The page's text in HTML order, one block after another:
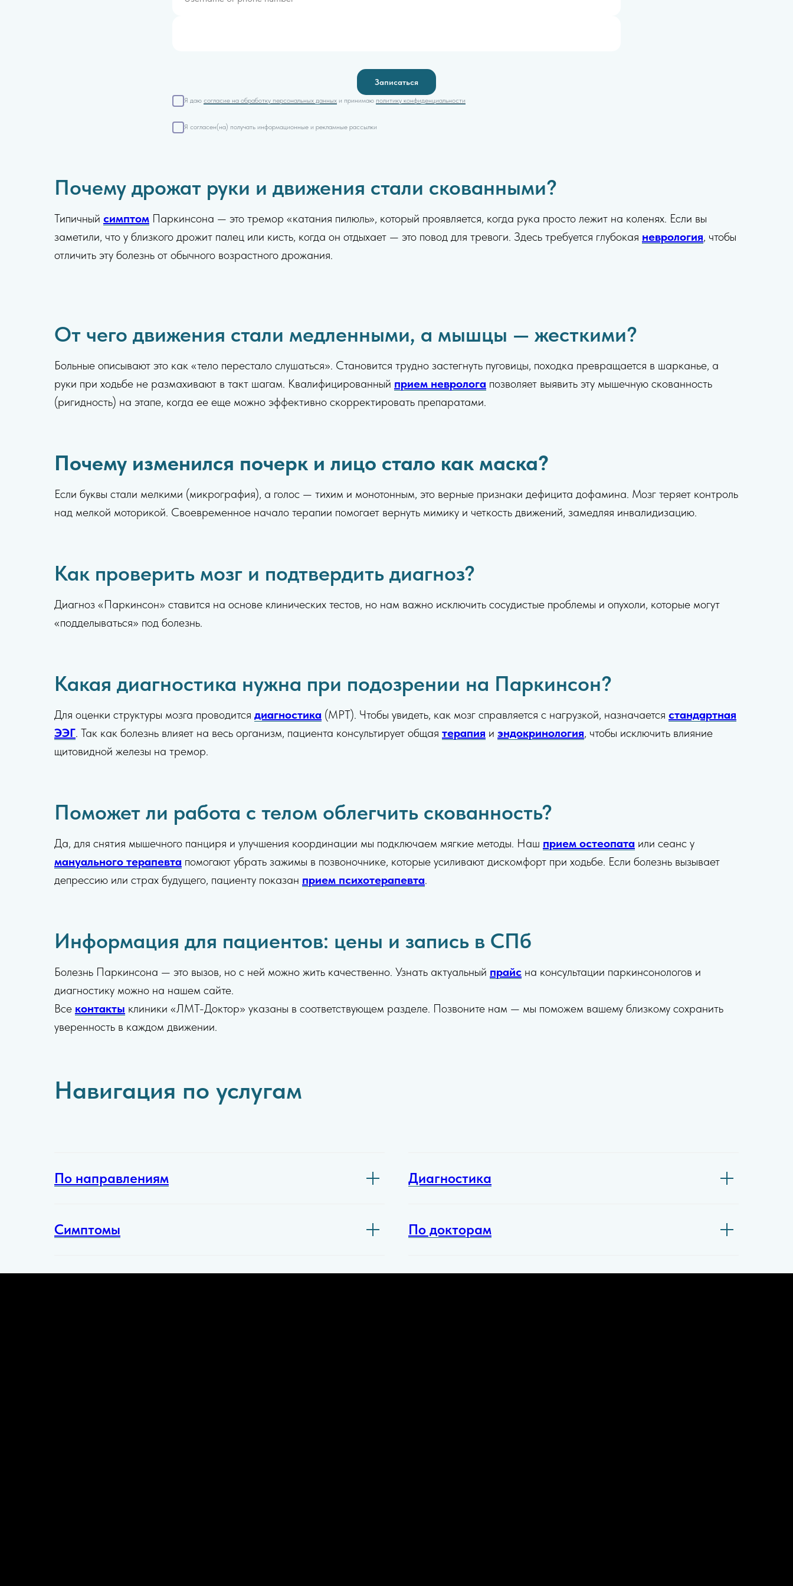
Записаться
Я даю согласие на обработку персональных данных и принимаю политику конфиденциальности
Я согласен(на) получать информационные и рекламные рассылки
Почему дрожат руки и движения стали скованными?
Типичный симптом Паркинсона — это тремор «катания пилюль», который проявляется, когда рука просто лежит на коленях. Если вы
заметили, что у близкого дрожит палец или кисть, когда он отдыхает — это повод для тревоги. Здесь требуется глубокая неврология, чтобы
отличить эту болезнь от обычного возрастного дрожания.
От чего движения стали медленными, а мышцы — жесткими?
Больные описывают это как «тело перестало слушаться». Становится трудно застегнуть пуговицы, походка превращается в шарканье, а
руки при ходьбе не размахивают в такт шагам. Квалифицированный прием невролога позволяет выявить эту мышечную скованность
(ригидность) на этапе, когда ее еще можно эффективно скорректировать препаратами.
Почему изменился почерк и лицо стало как маска?
Если буквы стали мелкими (микрография), а голос — тихим и монотонным, это верные признаки дефицита дофамина. Мозг теряет контроль
над мелкой моторикой. Своевременное начало терапии помогает вернуть мимику и четкость движений, замедляя инвалидизацию.
Как проверить мозг и подтвердить диагноз?
Диагноз «Паркинсон» ставится на основе клинических тестов, но нам важно исключить сосудистые проблемы и опухоли, которые могут
«подделываться» под болезнь.
Какая диагностика нужна при подозрении на Паркинсон?
Для оценки структуры мозга проводится диагностика (МРТ). Чтобы увидеть, как мозг справляется с нагрузкой, назначается стандартная
ЭЭГ. Так как болезнь влияет на весь организм, пациента консультирует общая терапия и эндокринология, чтобы исключить влияние
щитовидной железы на тремор.
Поможет ли работа с телом облегчить скованность?
Да, для снятия мышечного панциря и улучшения координации мы подключаем мягкие методы. Наш прием остеопата или сеанс у
мануального терапевта помогают убрать зажимы в позвоночнике, которые усиливают дискомфорт при ходьбе. Если болезнь вызывает
депрессию или страх будущего, пациенту показан прием психотерапевта.
Информация для пациентов: цены и запись в СПб
Болезнь Паркинсона — это вызов, но с ней можно жить качественно. Узнать актуальный прайс на консультации паркинсонологов и
диагностику можно на нашем сайте.
Все контакты клиники «ЛМТ-Доктор» указаны в соответствующем разделе. Позвоните нам — мы поможем вашему близкому сохранить
уверенность в каждом движении.
Навигация по услугам
По направлениям
Симптомы
Диагностика
По докторам